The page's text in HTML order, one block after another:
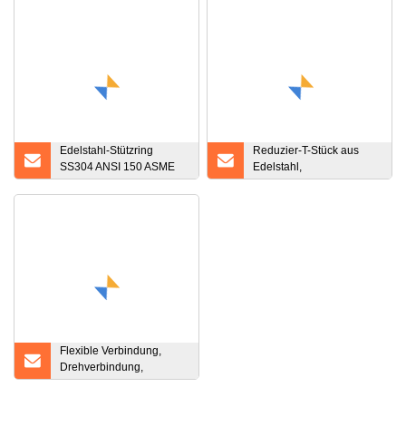
Edelstahl-Stützring
SS304 ANSI 150 ASME
B16.5
Reduzier-T-Stück aus
Edelstahl,
Stumpfschweiß-Fitting, T-
Flexible Verbindung,
Drehverbindung,
Rohrverbindung,